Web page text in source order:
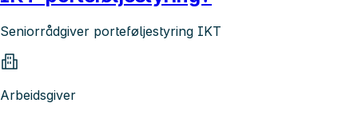
Seniorrådgiver porteføljestyring IKT
Arbeidsgiver